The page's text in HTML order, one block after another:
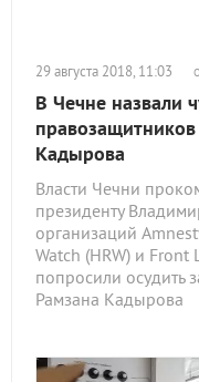
29 августа 2018, 11:03
В Чечне назвали
Кадырова
Власти Чечни
президенту
организаций
Watch (HRW) и
попросили осудить
Рамзана Кадырова